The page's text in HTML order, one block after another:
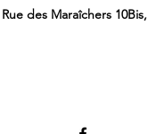
Rue des Maraîchers